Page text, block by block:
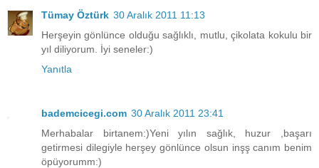
Tümay Öztürk 30 Aralık 2011 11:13
Herşeyin gönlünce olduğu sağlıklı, mutlu, çikolata kokulu bir
yıl diliyorum. İyi seneler:)
Yanıtla
bademcicegi.com 30 Aralık 2011 23:41
Merhabalar birtanem:)Yeni yılın sağlık, huzur ,başarı
getirmesi dilegiyle herşey gönlünce olsun inşş canım benim
öpüyorumm:)